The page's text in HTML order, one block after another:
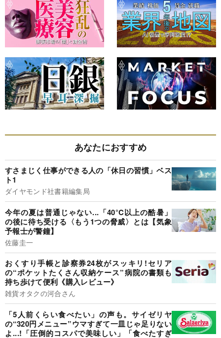
あなたにおすすめ
すさまじく仕事ができる人の「休日の習慣」ベス
ト1
ダイヤモンド社書籍編集局
今年の夏は普通じゃない...「40°C以上の酷暑」
の後に待ち受ける〈もう1つの脅威〉とは【気象
予報士が警鐘】
佐藤圭一
おくすり手帳と診察券24枚がスッキリ!セリア
の“ポケットたくさん収納ケース”病院の書類も
持ち歩けて便利《購入レビュー》
雑貨オタクの河合さん
「5人前くらい食べたい」の声も。サイゼリヤ
の“320円メニュー”ウマすぎて一皿じゃ足りない
よ...!「圧倒的コスパで美味しい」「食べたすぎ